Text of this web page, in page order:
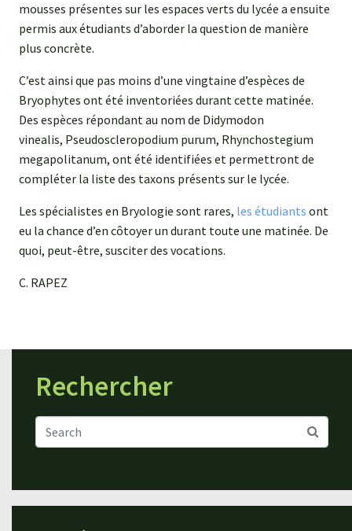
mousses présentes sur les espaces verts du lycée a ensuite
permis aux étudiants d’aborder la question de manière
plus concrète.
C’est ainsi que pas moins d’une vingtaine d’espèces de
Bryophytes ont été inventoriées durant cette matinée.
Des espèces répondant au nom de Didymodon
vinealis, Pseudoscleropodium purum, Rhynchostegium
megapolitanum, ont été identifiées et permettront de
compléter la liste des taxons présents sur le lycée.
Les spécialistes en Bryologie sont rares, les étudiants ont
eu la chance d’en côtoyer un durant toute une matinée. De
quoi, peut-être, susciter des vocations.
C. RAPEZ
Rechercher